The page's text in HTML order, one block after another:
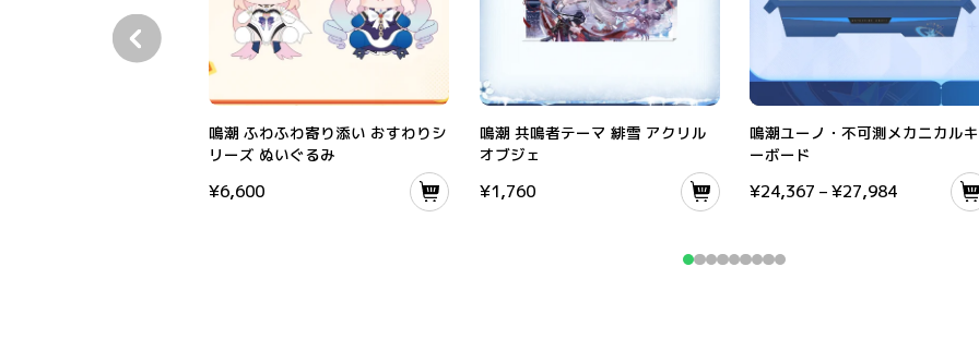
鳴潮 ふわふわ寄り添い おすわりシ
リーズ ぬいぐるみ
¥6,600
鳴潮 共鳴者テーマ 緋雪 アクリル
オブジェ
¥1,760
鳴潮ユーノ・不可測メカニカルキ
ーボード
¥24,367 –¥27,984